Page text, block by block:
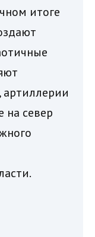
итоге
артиллерии
на север